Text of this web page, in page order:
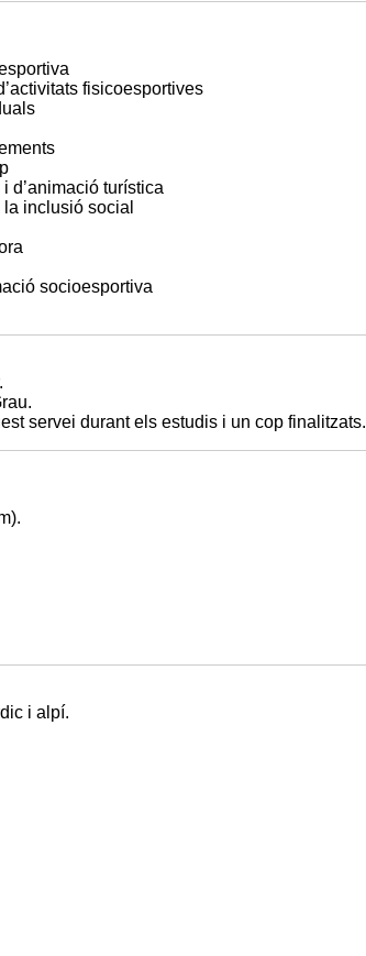
fisicoesportives
d’animació turística
inclusió social
socioesportiva
servei durant els estudis i un cop finalitzats.
i alpí.